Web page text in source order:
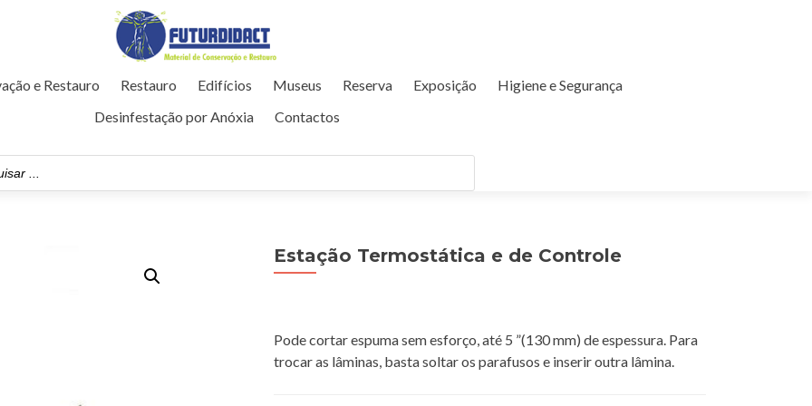
e Restauro Restauro Edifícios Museus Reserva Exposição
Higiene e Segurança
Desinfestação por Anóxia
Contactos
Estação Termostática e de Controle
Pode cortar espuma sem esforço, até 5 ”(130 mm) de espessura. Para
trocar as lâminas, basta soltar os parafusos e inserir outra lâmina.